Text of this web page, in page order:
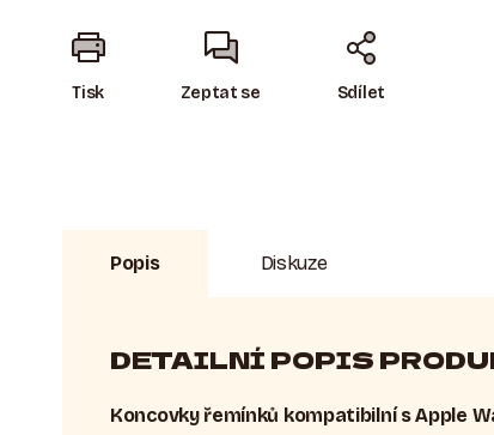
Tisk Zeptat se Sdílet
Popis Diskuze
DETAILNÍ POPIS
Koncovky řemínků kompatibilní s Apple